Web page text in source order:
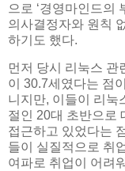
으로 ‘경영마인드의
의사결정자와 원칙
하기도 했다.
먼저 당시 리눅스 관
이 30.7세였다는 점
니지만, 이들이 리눅
절인 20대 초반으로
접근하고 있었다는
들이 실질적으로 취
여파로 취업이 어려